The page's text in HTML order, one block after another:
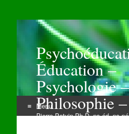
Éducation –
Psychologie –
Philosophie
Pierre Potvin Ph.D. ps.éd.
Menu